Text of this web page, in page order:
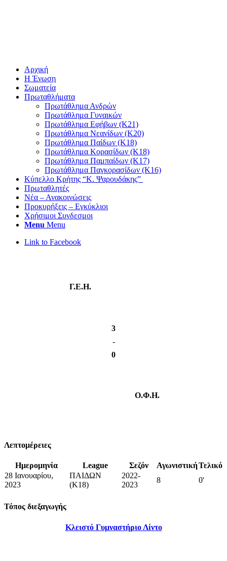
Αρχική
Η Ένωση
Σωματεία
Πρωταθλήματα
Πρωτάθλημα Ανδρών
Πρωτάθλημα Γυναικών
Πρωτάθλημα Εφήβων (Κ21)
Πρωτάθλημα Νεανίδων (Κ20)
Πρωτάθλημα Παίδων (Κ18)
Πρωτάθλημα Κορασίδων (Κ18)
Πρωτάθλημα Παμπαίδων (Κ17)
Πρωτάθλημα Παγκορασίδων (Κ16)
Κύπελλο Κρήτης “Κ. Ψαρουδάκης”
Πρωταθλητές
Νέα – Ανακοινώσεις
Προκυρήξεις – Εγκύκλιοι
Χρήσιμοι Συνδεσμοι
Menu Menu
Link to Facebook
Γ.Ε.Η.
3
-
0
Ο.Φ.Η.
Λεπτομέρειες
Ημερομηνία League Σεζόν ΑγωνιστικήΤελικό
28 Ιανουαρίου,
2023
ΠΑΙΔΩΝ
(Κ18)
2022-
2023
8 0'
Τόπος διεξαγωγής
Κλειστό Γυμναστήριο Λίντο